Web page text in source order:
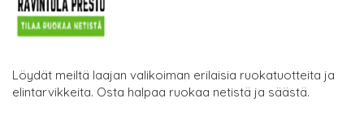
Löydät meiltä laajan valikoiman erilaisia ruokatuotteita ja
elintarvikkeita. Osta halpaa ruokaa netistä ja säästä.